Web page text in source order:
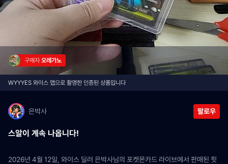
구매자 오레가노
WYYYES 와이스 앱으로 촬영한 인증된 상품입니다
은박사 팔로우
스알이 계속 나옵니다!
2026년 4월 12일, 와이스 딜러 은박사님의 포켓몬카드 라이브에서 판매된 힛